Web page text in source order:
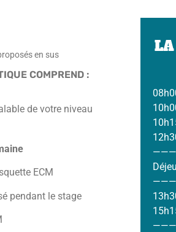
en sus
COMPREND :
de votre niveau
ECM
pendant le stage